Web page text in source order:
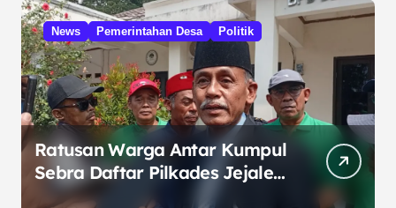
News Pemerintahan Desa Politik
Ratusan Warga Antar Kumpul
Sebra Daftar Pilkades Jejalen
Jaya, Serukan Pemilu Damai